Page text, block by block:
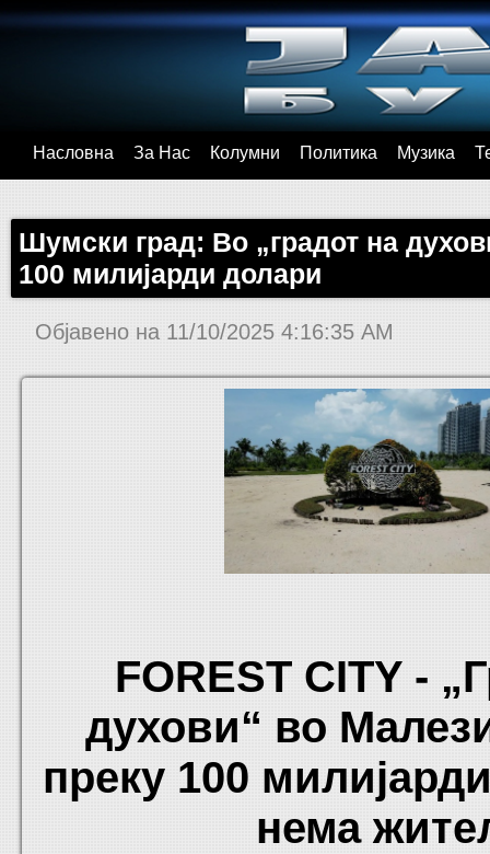
Насловна За Нас Колумни Политика Музика
Шумски град: Во „градот на
100 милијарди долари
Објавено на 11/10/2025 4:16:35 AM
FOREST CITY -
духови“ во
преку 100
нема